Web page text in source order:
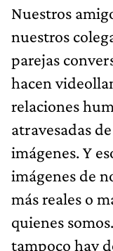
Nuestros
nuestros
parejas
hacen
relaciones
atravesadas
imágenes. Y
imágenes de
más reales o
quienes
tampoco hay